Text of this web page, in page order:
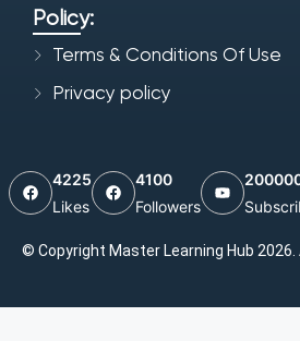
Policy:
Terms & Conditions Of Use
Privacy policy
4225
Likes
4100
Followers
© Copyright Master Learning Hub 2026.